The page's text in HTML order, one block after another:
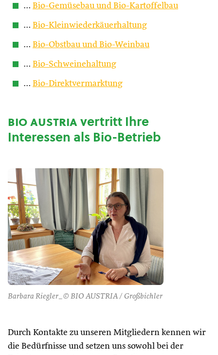
… Bio-Gemüsebau und Bio-Kartoffelbau
… Bio-Kleinwiederkäuerhaltung
… Bio-Obstbau und Bio-Weinbau
… Bio-Schweinehaltung
… Bio-Direktvermarktung
bio austriavertritt Ihre
Interessen als Bio-Betrieb
Barbara Riegler_© BIO AUSTRIA / Großbichler
Durch Kontakte zu unseren Mitgliedern kennen wir
die Bedürfnisse und setzen uns sowohl bei der